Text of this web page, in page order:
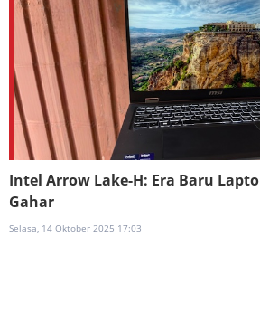
Intel Arrow Lake-H: Era Baru
Gahar
Selasa, 14 Oktober 2025 17:03